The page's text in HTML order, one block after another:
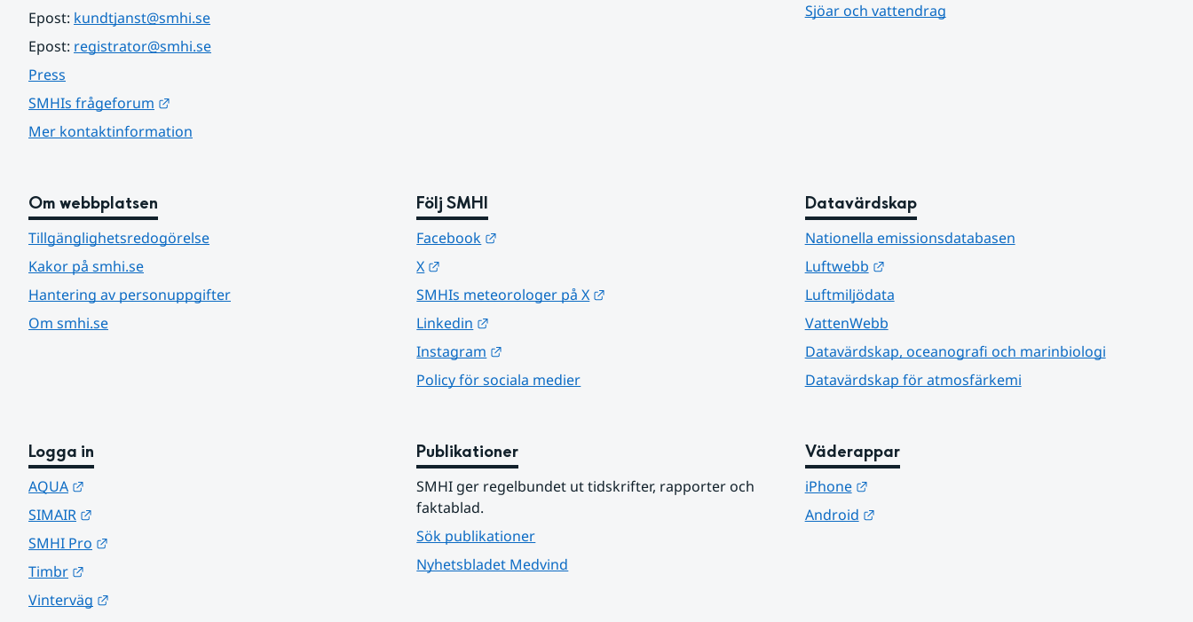
Epost: kundtjanst@smhi.se
Epost: registrator@smhi.se
Press
SMHIs frågeforum
Mer kontaktinformation
Sjöar och vattendrag
Om webbplatsen
Tillgänglighetsredogörelse
Kakor på smhi.se
Hantering av personuppgifter
Om smhi.se
Följ SMHI
Facebook
X
SMHIs meteorologer på X
Linkedin
Instagram
Policy för sociala medier
Datavärdskap
Nationella emissionsdatabasen
Luftwebb
Länk till annan webbplats.
Luftmiljödata
VattenWebb
Datavärdskap, oceanografi och marinbiologi
Datavärdskap för atmosfärkemi
Logga in
AQUA
SIMAIR
SMHI Pro
Timbr
Vinterväg
Publikationer
SMHI ger regelbundet ut tidskrifter, rapporter och
faktablad.
Sök publikationer
Nyhetsbladet Medvind
Väderappar
iPhone
Länk till annan webbplats.
Android
Länk till annan webbplats.